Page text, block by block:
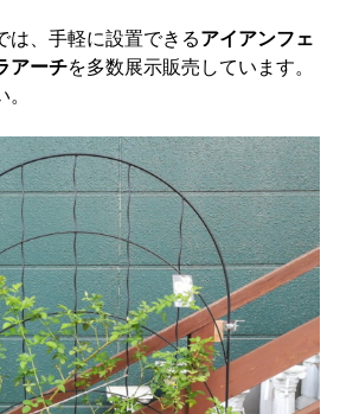
は、手軽に設置できるアイアンフェ
アーチを多数展示販売しています。